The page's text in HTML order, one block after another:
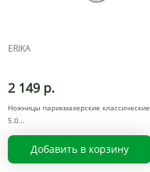
ERIKA
2 149 р.
Ножницы парикмахерские классические
5.0
Добавить в корзину